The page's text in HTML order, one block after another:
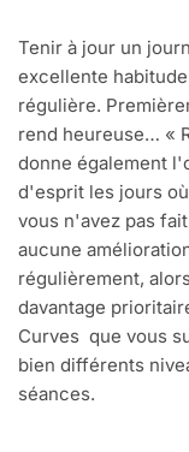
Tenir à jour un
excellente
régulière.
rend heureuse… «
donne également
d'esprit les jours
vous n'avez pas
aucune
régulièrement,
davantage
Curves que vous
bien différents
séances.